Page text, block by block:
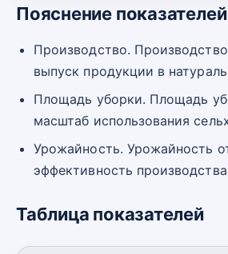
Пояснение показателей
Производство.
выпуск продукции в
Площадь уборки. Площадь
масштаб использования
Урожайность. Урожайность
эффективность производства
Таблица показателей